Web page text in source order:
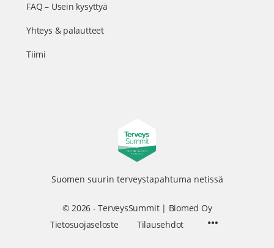
FAQ – Usein kysyttyä
Yhteys & palautteet
Tiimi
Suomen suurin terveystapahtuma netissä
© 2026 - TerveysSummit | Biomed Oy
Tietosuojaseloste
Tilausehdot